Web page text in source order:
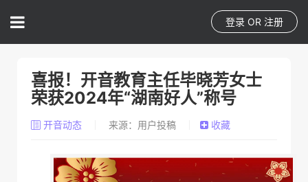
登录 OR 注册
喜报！开音教育主任毕晓芳女士
荣获2024年“湖南好人”称号
开音动态 来源：用户投稿 收藏